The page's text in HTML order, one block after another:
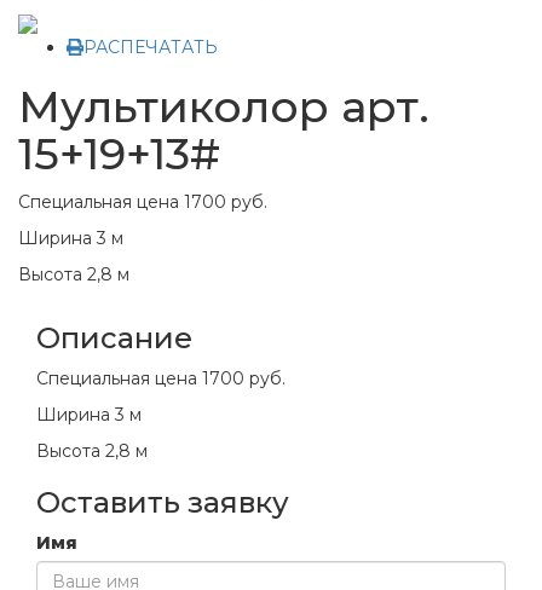
РАСПЕЧАТАТЬ
Мультиколор арт.
15+19+13#
Специальная цена 1700 руб.
Ширина 3 м
Высота 2,8 м
Описание
Специальная цена 1700 руб.
Ширина 3 м
Высота 2,8 м
Оставить заявку
Имя